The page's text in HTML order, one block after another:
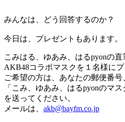
みんなは、どう回答するのか？
今日は、プレゼントもあります。
こみはる、ゆあみ、はるpyonの
AKB48コラボマスクを１名様にプ
ご希望の方は、あなたの郵便番号
「こみ、ゆあみ、はるpyonのマ
を送ってください。
メールは、 akb@bayfm.co.jp